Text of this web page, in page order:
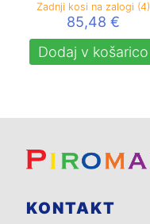
Zadnji kosi na zalogi (4)
85,48€
Dodaj v košarico
KONTAKT